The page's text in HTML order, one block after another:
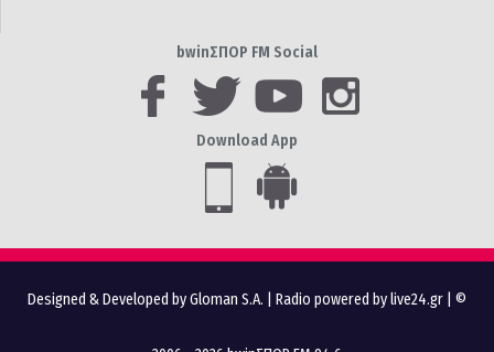
bwinΣΠΟΡ FM Social
Download App
Designed & Developed by Gloman S.A. Radio powered by live24.gr | ©